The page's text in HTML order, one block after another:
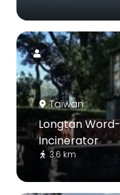
Taïwan
Longtan
Incinerator
3.6 km